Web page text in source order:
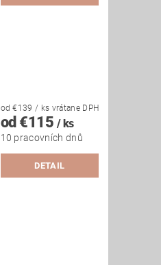
od €139/ ks vrátane DPH
od €115 / ks
10 pracovních dnů
DETAIL